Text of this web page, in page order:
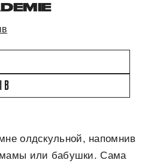
олдскульной, напомнив
мамы или бабушки. Сама